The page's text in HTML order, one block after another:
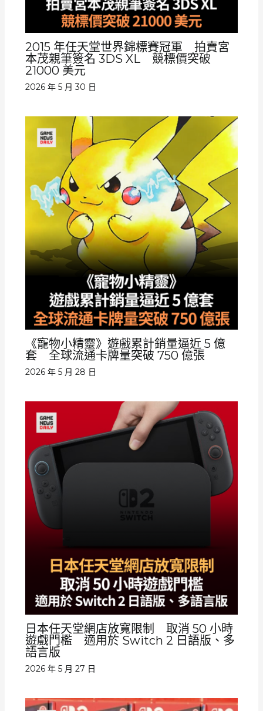
2015 年任天堂世界錦標賽冠軍 拍賣宮
本茂親筆簽名 3DS XL 競標價突破
21000 美元
2026 年 5 月 30 日
《寵物小精靈》遊戲累計銷量逼近 5 億
套 全球流通卡牌量突破 750 億張
2026 年 5 月 28 日
日本任天堂網店放寬限制 取消 50 小時
遊戲門檻 適用於 Switch 2 日語版、多
語言版
2026 年 5 月 27 日